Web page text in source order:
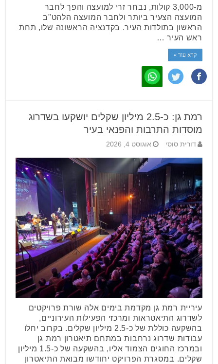
מ-3,000 קולות, נבחר זרי למועצה והפך לחבר
המועצה הצעיר ביותר ולחבר המועצה הלהט"ב
הראשון בתולדות העיר. בקדנציה הראשונה שלו, תחת
ראש העיר …
קרא עוד »
רמת גן: כ-2.5 מיליון שקלים יושקעו בשדרוג
מוסדות התרבות והפנאי בעיר
דורית סוסי אוגוסט 4, 2026
עיריית רמת גן מקדמת בימים אלה שורת פרויקטים
לשדרוג התיאטראות ומרכזי הפעילות העירוניים,
בהשקעה כוללת של כ-2.5 מיליון שקלים. בקרוב יחלו
עבודות שדרוג נרחבות במתחם תיאטרון רמת גן
ובמרכז החוגים הצמוד אליו, בהשקעה של כ-1.5 מיליון
שקלים. במסגרת הפרויקט יחודשו מבואת התיאטרון